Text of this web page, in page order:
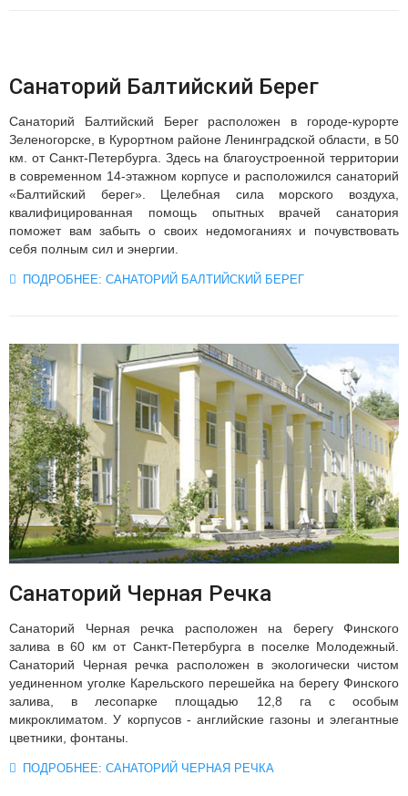
Санаторий Балтийский Берег
Санаторий Балтийский Берег расположен в городе-курорте
Зеленогорске, в Курортном районе Ленинградской области, в 50
км. от Санкт-Петербурга. Здесь на благоустроенной территории
в современном 14-этажном корпусе и расположился санаторий
«Балтийский берег». Целебная сила морского воздуха,
квалифицированная помощь опытных врачей санатория
поможет вам забыть о своих недомоганиях и почувствовать
себя полным сил и энергии.
ПОДРОБНЕЕ: САНАТОРИЙ БАЛТИЙСКИЙ БЕРЕГ
Санаторий Черная Речка
Санаторий Черная речка расположен на берегу Финского
залива в 60 км от Санкт-Петербурга в поселке Молодежный.
Санаторий Черная речка расположен в экологически чистом
уединенном уголке Карельского перешейка на берегу Финского
залива, в лесопарке площадью 12,8 га с особым
микроклиматом. У корпусов - английские газоны и элегантные
цветники, фонтаны.
ПОДРОБНЕЕ: САНАТОРИЙ ЧЕРНАЯ РЕЧКА